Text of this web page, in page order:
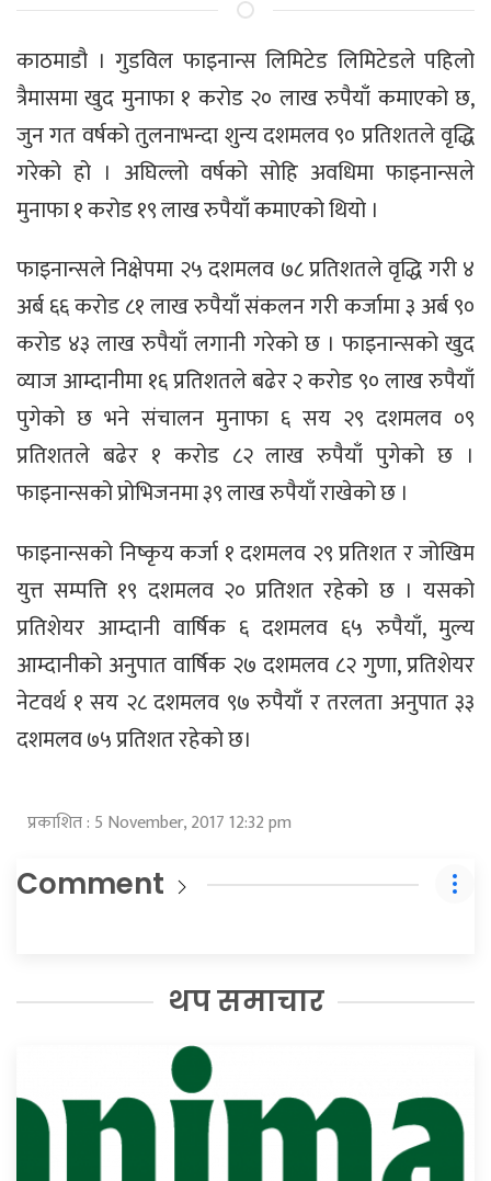
काठमाडौ । गुडविल फाइनान्स लिमिटेड लिमिटेडले पहिलो
त्रैमासमा खुद मुनाफा १ करोड २० लाख रुपैयाँ कमाएको छ,
जुन गत वर्षको तुलनाभन्दा शुन्य दशमलव ९० प्रतिशतले वृद्धि
गरेको हो । अघिल्लो वर्षको सोहि अवधिमा फाइनान्सले
मुनाफा १ करोड १९ लाख रुपैयाँ कमाएको थियो ।
फाइनान्सले निक्षेपमा २५ दशमलव ७८ प्रतिशतले वृद्धि गरी ४
अर्ब ६६ करोड ८१ लाख रुपैयाँ संकलन गरी कर्जामा ३ अर्ब ९०
करोड ४३ लाख रुपैयाँ लगानी गरेको छ । फाइनान्सको खुद
व्याज आम्दानीमा १६ प्रतिशतले बढेर २ करोड ९० लाख रुपैयाँ
पुगेको छ भने संचालन मुनाफा ६ सय २९ दशमलव ०९
प्रतिशतले बढेर १ करोड ८२ लाख रुपैयाँ पुगेको छ ।
फाइनान्सको प्रोभिजनमा ३९ लाख रुपैयाँ राखेको छ ।
फाइनान्सको निष्कृय कर्जा १ दशमलव २९ प्रतिशत र जोखिम
युत्त सम्पत्ति १९ दशमलव २० प्रतिशत रहेको छ । यसको
प्रतिशेयर आम्दानी वार्षिक ६ दशमलव ६५ रुपैयाँ, मुल्य
आम्दानीको अनुपात वार्षिक २७ दशमलव ८२ गुणा, प्रतिशेयर
नेटवर्थ १ सय २८ दशमलव ९७ रुपैयाँ र तरलता अनुपात ३३
दशमलव ७५ प्रतिशत रहेकाे छ।
प्रकाशित : 5 November, 2017 12:32 pm
Comment
थप समाचार